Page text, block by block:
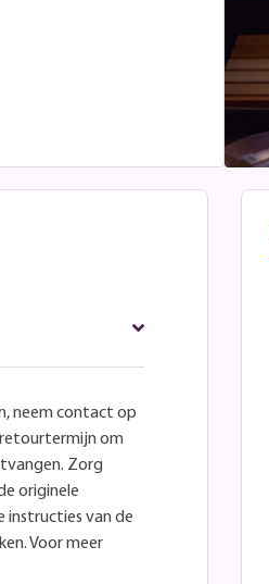
neem contact op
om
Zorg
originele
instructies van de
Voor meer